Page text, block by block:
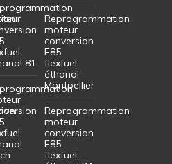
81
Reprogrammation
moteur
conversion
E85
flexfuel
éthanol
Montpellier
Reprogrammation
moteur
conversion
E85
flexfuel